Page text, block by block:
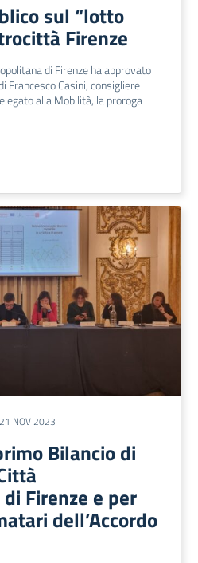
sul “lotto
Firenze
di Firenze ha approvato
Francesco Casini, consigliere
alla Mobilità, la proroga
21 NOV 2023
Bilancio di
Firenze e per
dell’Accordo